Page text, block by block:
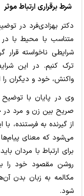
شرط برقراری ارتباط موثر
دکتر بهزادی‌فرد در
متناسب با محیط با
شرایطی ناخواسته
ترک کنیم. در این
واکنش، خود و دیگران
وی در پایان با توضیح
صریح بین زن و مرد در
از گیرنده به فرستنده،
می‌شود که معنای پیام‌ها
برای ارتباط با مردان
روشن مقصود خود را
مکالمه به زبان بدن
شود.